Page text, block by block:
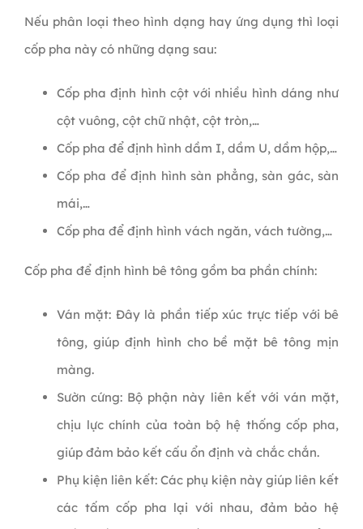
Nếu phân loại theo hình dạng hay ứng dụng thì loại
cốp pha này có những dạng sau:
Cốp pha định hình cột với nhiều hình dáng như
cột vuông, cột chữ nhật, cột tròn,…
Cốp pha để định hình dầm I, dầm U, dầm hộp,…
Cốp pha để định hình sàn phẳng, sàn gác, sàn
mái,…
Cốp pha để định hình vách ngăn, vách tường,…
Cốp pha để định hình bê tông gồm ba phần chính:
Ván mặt: Đây là phần tiếp xúc trực tiếp với bê
tông, giúp định hình cho bề mặt bê tông mịn
màng.
Sườn cứng: Bộ phận này liên kết với ván mặt,
chịu lực chính của toàn bộ hệ thống cốp pha,
giúp đảm bảo kết cấu ổn định và chắc chắn.
Phụ kiện liên kết: Các phụ kiện này giúp liên kết
các tấm cốp pha lại với nhau, đảm bảo hệ